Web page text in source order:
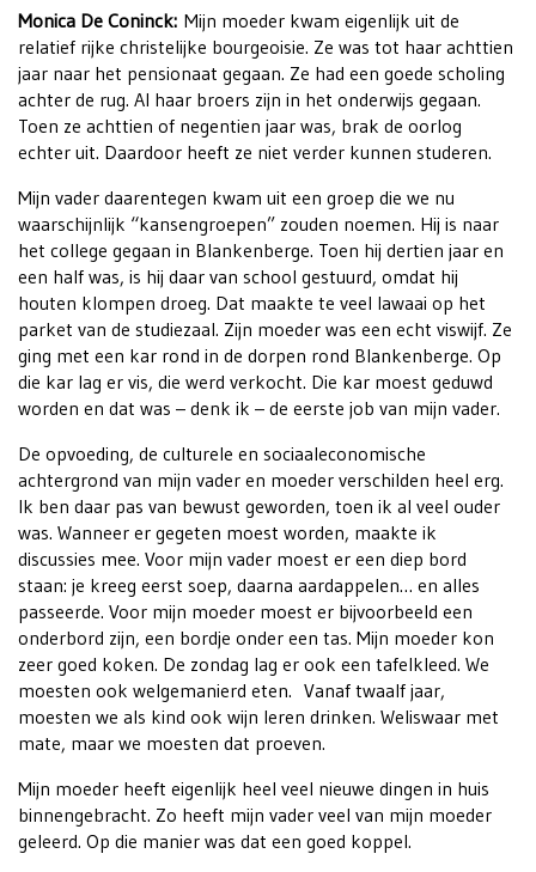
Monica De Coninck: Mijn moeder kwam eigenlijk uit de
relatief rijke christelijke bourgeoisie. Ze was tot haar achttien
jaar naar het pensionaat gegaan. Ze had een goede scholing
achter de rug. Al haar broers zijn in het onderwijs gegaan.
Toen ze achttien of negentien jaar was, brak de oorlog
echter uit. Daardoor heeft ze niet verder kunnen studeren.
Mijn vader daarentegen kwam uit een groep die we nu
waarschijnlijk “kansengroepen” zouden noemen. Hij is naar
het college gegaan in Blankenberge. Toen hij dertien jaar en
een half was, is hij daar van school gestuurd, omdat hij
houten klompen droeg. Dat maakte te veel lawaai op het
parket van de studiezaal. Zijn moeder was een echt viswijf. Ze
ging met een kar rond in de dorpen rond Blankenberge. Op
die kar lag er vis, die werd verkocht. Die kar moest geduwd
worden en dat was – denk ik – de eerste job van mijn vader.
De opvoeding, de culturele en sociaaleconomische
achtergrond van mijn vader en moeder verschilden heel erg.
Ik ben daar pas van bewust geworden, toen ik al veel ouder
was. Wanneer er gegeten moest worden, maakte ik
discussies mee. Voor mijn vader moest er een diep bord
staan: je kreeg eerst soep, daarna aardappelen… en alles
passeerde. Voor mijn moeder moest er bijvoorbeeld een
onderbord zijn, een bordje onder een tas. Mijn moeder kon
zeer goed koken. De zondag lag er ook een tafelkleed. We
moesten ook welgemanierd eten. Vanaf twaalf jaar,
moesten we als kind ook wijn leren drinken. Weliswaar met
mate, maar we moesten dat proeven.
Mijn moeder heeft eigenlijk heel veel nieuwe dingen in huis
binnengebracht. Zo heeft mijn vader veel van mijn moeder
geleerd. Op die manier was dat een goed koppel.